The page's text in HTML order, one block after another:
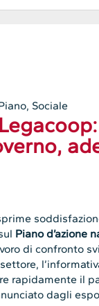
, Sociale
Piano d’azione
di confronto
rapidamente il
dagli